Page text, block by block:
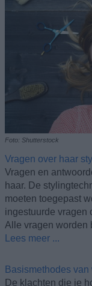
Foto: Shutterstock
Vragen over haar
Vragen en
haar. De
moeten toegepast
ingestuurde vragen
Alle vragen worden
Lees meer ...
Basismethodes
De klachten die je